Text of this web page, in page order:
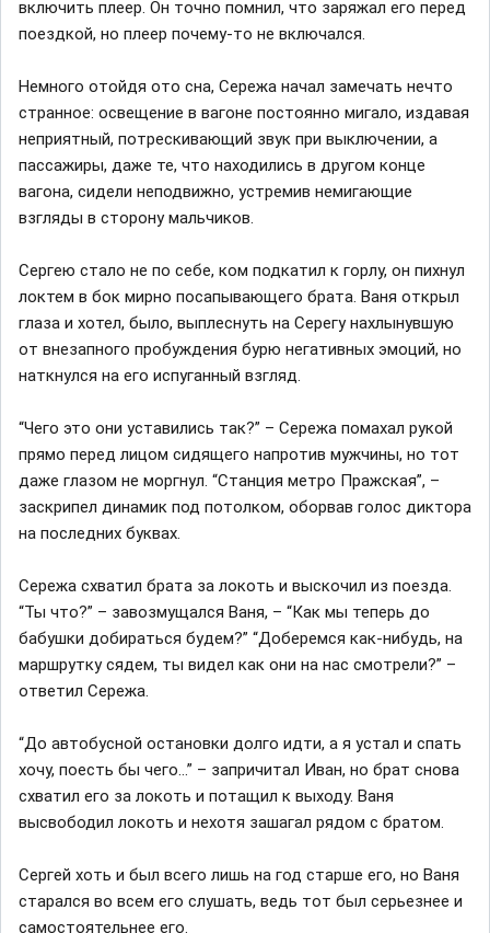
включить плеер. Он точно помнил, что заряжал его перед
поездкой, но плеер почему-то не включался.
Немного отойдя ото сна, Сережа начал замечать нечто
странное: освещение в вагоне постоянно мигало, издавая
неприятный, потрескивающий звук при выключении, а
пассажиры, даже те, что находились в другом конце
вагона, сидели неподвижно, устремив немигающие
взгляды в сторону мальчиков.
Сергею стало не по себе, ком подкатил к горлу, он пихнул
локтем в бок мирно посапывающего брата. Ваня открыл
глаза и хотел, было, выплеснуть на Серегу нахлынувшую
от внезапного пробуждения бурю негативных эмоций, но
наткнулся на его испуганный взгляд.
“Чего это они уставились так?” – Сережа помахал рукой
прямо перед лицом сидящего напротив мужчины, но тот
даже глазом не моргнул. “Станция метро Пражская”, –
заскрипел динамик под потолком, оборвав голос диктора
на последних буквах.
Сережа схватил брата за локоть и выскочил из поезда.
“Ты что?” – завозмущался Ваня, – “Как мы теперь до
бабушки добираться будем?” “Доберемся как-нибудь, на
маршрутку сядем, ты видел как они на нас смотрели?” –
ответил Сережа.
“До автобусной остановки долго идти, а я устал и спать
хочу, поесть бы чего…” – запричитал Иван, но брат снова
схватил его за локоть и потащил к выходу. Ваня
высвободил локоть и нехотя зашагал рядом с братом.
Сергей хоть и был всего лишь на год старше его, но Ваня
старался во всем его слушать, ведь тот был серьезнее и
самостоятельнее его.